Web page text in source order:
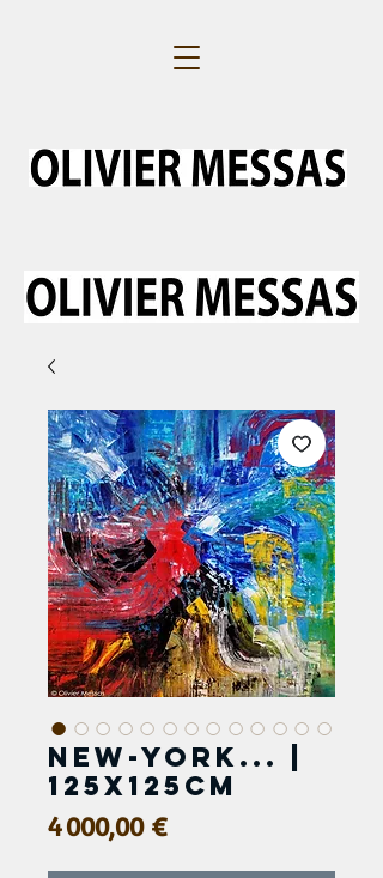
NEW-YORK... |
125x125cm
4 000,00 €Prix